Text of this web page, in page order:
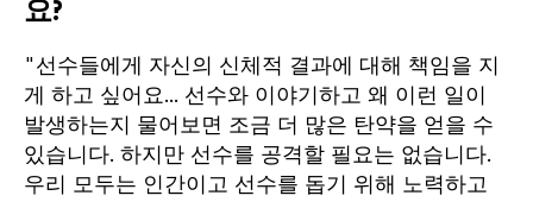
요?
"선수들에게 자신의 신체적 결과에 대해 책임을 지
게 하고 싶어요... 선수와 이야기하고 왜 이런 일이
발생하는지 물어보면 조금 더 많은 탄약을 얻을 수
있습니다. 하지만 선수를 공격할 필요는 없습니다.
우리 모두는 인간이고 선수를 돕기 위해 노력하고